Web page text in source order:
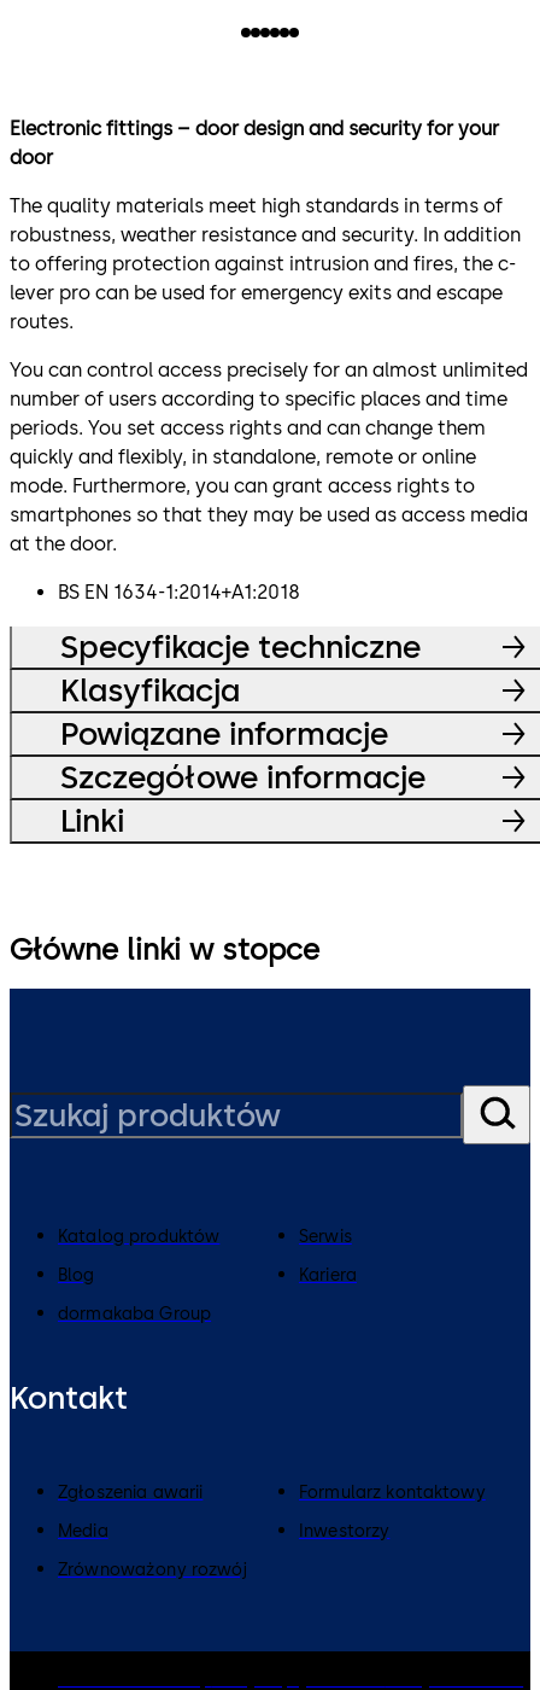
Electronic fittings – door design and security for your
door
The quality materials meet high standards in terms of
robustness, weather resistance and security. In addition
to offering protection against intrusion and fires, the c-
lever pro can be used for emergency exits and escape
routes.
You can control access precisely for an almost unlimited
number of users according to specific places and time
periods. You set access rights and can change them
quickly and flexibly, in standalone, remote or online
mode. Furthermore, you can grant access rights to
smartphones so that they may be used as access media
at the door.
BS EN 1634-1:2014+A1:2018
Specyfikacje techniczne
Klasyfikacja
Powiązane informacje
Szczegółowe informacje
Linki
Główne linki w stopce
Katalog produktów
Serwis
Blog
Kariera
dormakaba Group
Kontakt
Zgłoszenia awarii
Formularz kontaktowy
Media
Inwestorzy
Zrównoważony rozwój